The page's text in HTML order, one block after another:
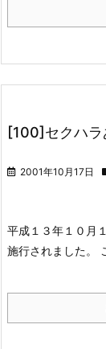
[100]セクハラ
2001年10月17日
平成１３年１０月
施行されました。